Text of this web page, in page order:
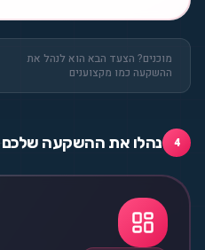
מוכנים? הצעד הבא הוא לנהל את
ההשקעה כמו מקצוענים
4 נהלו את ההשקעה שלכם